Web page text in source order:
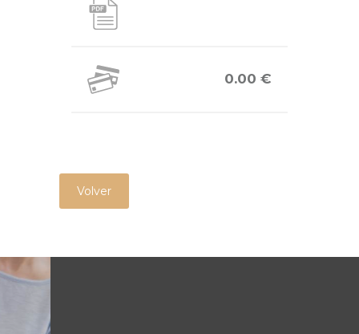
0.00 €
Volver